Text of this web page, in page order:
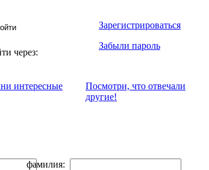
через:
Зарегистрироваться
Забыли пароль
интересные
Посмотри, что отвeчали
другие!
фамилия: